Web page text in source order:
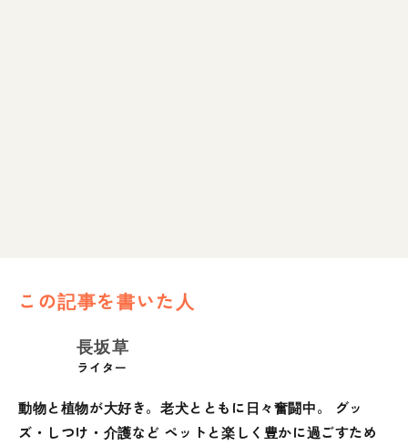
この記事を書いた人
長坂草
ライター
動物と植物が大好き。老犬とともに日々奮闘中。 グッ
ズ・しつけ・介護など ペットと楽しく豊かに過ごすため